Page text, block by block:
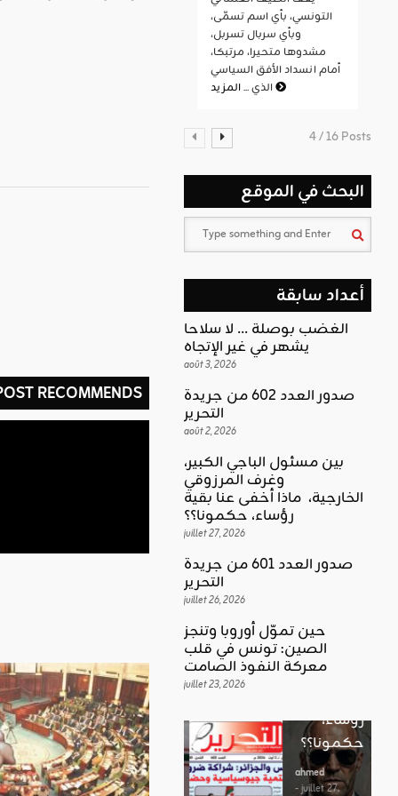
RECOMMENDS
التونسي، بأي اسم تسمّى،
وبأي سربال تسربل،
مشدوها متحيرا، مرتبكا،
أمام انسداد الأفق السياسي
الذي ...المزيد
4 / 16 Posts
البحث في الموقع
أعداد سابقة
الغضب بوصلة … لا سلاحا
يشهر في غير الإتجاه
août 3, 2026
صدور العدد 602 من جريدة
التحرير
août 2, 2026
بين مسئول الباجي الكبير،
وغرف المرزوقي
الخارجية، ماذا أخفى عنا بقية
رؤساء، حكمونا؟؟
juillet 27, 2026
صدور العدد 601 من جريدة
التحرير
juillet 26, 2026
حين تموّل أوروبا وتنجز
الصين: تونس في قلب
معركة النفوذ الصامت
juillet 23, 2026
أوروبا
معركة
النفوذ
الصامت
ahmed
- juillet 23,
2026
0
يشهر في
غير الإتجاه
ahmed
- août 3, 2026
0
ستطل القضاي
بين
الباجي
المرزوقي
الخارجية،
ماذا أخفى
رؤساء،
حكمونا؟؟
ahmed
- juillet 27,